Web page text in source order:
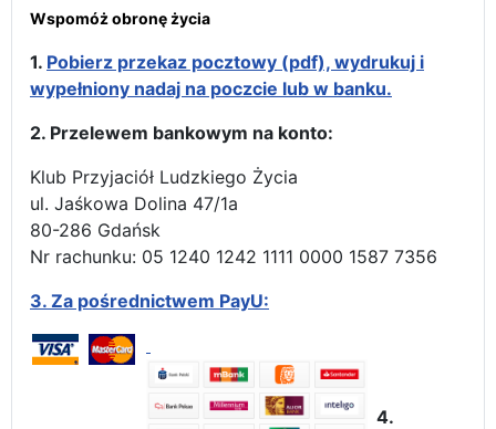
Wspomóż obronę życia
1. Pobierz przekaz pocztowy (pdf), wydrukuj i
wypełniony nadaj na poczcie lub w banku.
2. Przelewem bankowym na konto:
Klub Przyjaciół Ludzkiego Życia
ul. Jaśkowa Dolina 47/1a
80-286 Gdańsk
Nr rachunku: 05 1240 1242 1111 0000 1587 7356
3. Za pośrednictwem PayU:
4.